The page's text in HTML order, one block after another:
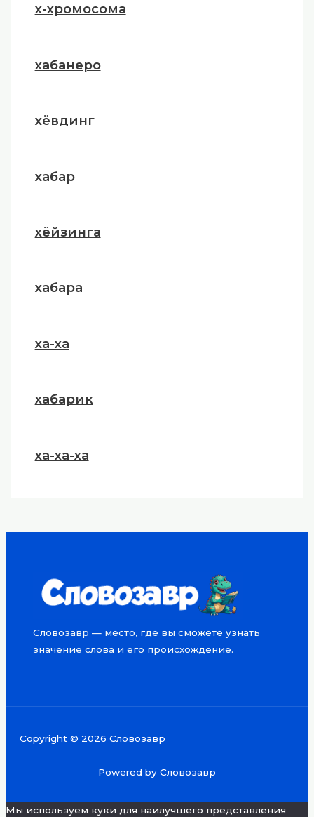
х-хромосома
хабанеро
хёвдинг
хабар
хёйзинга
хабара
ха-ха
хабарик
ха-ха-ха
Словозавр — место, где вы сможете узнать
значение слова и его происхождение.
Copyright © 2026 Словозавр
Powered by Словозавр
Мы используем куки для наилучшего представления